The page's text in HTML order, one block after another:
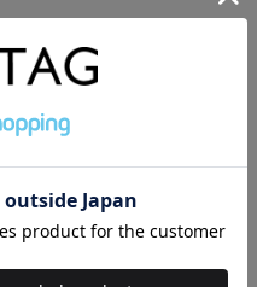
Maison MIHARA YASUHIRO